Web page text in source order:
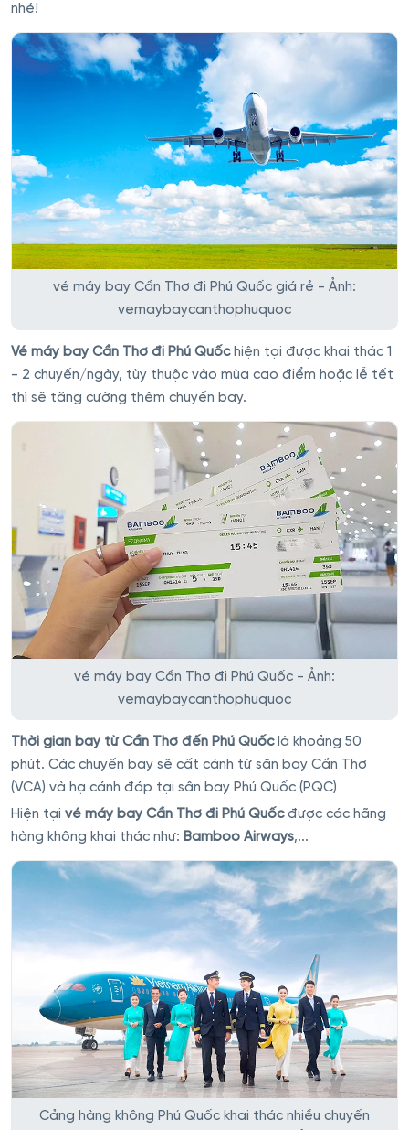
nhé!
vé máy bay Cần Thơ đi Phú Quốc giá rẻ - Ảnh:
vemaybaycanthophuquoc
Vé máy bay Cần Thơ đi Phú Quốchiện tại được khai thác 1
- 2 chuyến/ngày, tùy thuộc vào mùa cao điểm hoặc lễ tết
thì sẽ tăng cường thêm chuyến bay.
vé máy bay Cần Thơ đi Phú Quốc - Ảnh:
vemaybaycanthophuquoc
Thời gian bay từ Cần Thơ đến Phú Quốclà khoảng 50
phút. Các chuyến bay sẽ cất cánh từ sân bay Cần Thơ
(VCA) và hạ cánh đáp tại sân bay Phú Quốc (PQC)
Hiện tại vé máy bay Cần Thơ đi Phú Quốcđược các hãng
hàng không khai thác như: Bamboo Airways,...
Cảng hàng không Phú Quốc khai thác nhiều chuyến